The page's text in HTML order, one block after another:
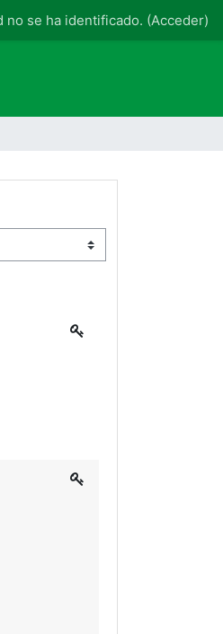
no se ha identificado. (Acceder)